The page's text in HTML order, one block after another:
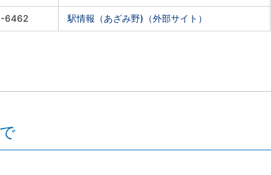
6462 駅情報（あざみ野)（外部サイト）